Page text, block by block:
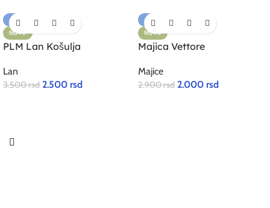
-29%
NOVO
PLM Lan Košulja
Lan
3.500rsd 2.500 rsd
-31%
NOVO
Majica Vettore
Majice
2.900rsd 2.000 rsd